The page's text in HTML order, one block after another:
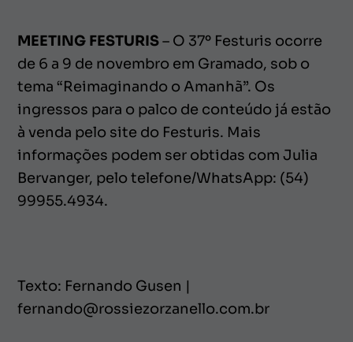
MEETING FESTURIS– O 37º Festuris ocorre
de 6 a 9 de novembro em Gramado, sob o
tema “Reimaginando o Amanhã”. Os
ingressos para o palco de conteúdo já estão
à venda pelo site do Festuris. Mais
informações podem ser obtidas com Julia
Bervanger, pelo telefone/WhatsApp: (54)
99955.4934.
Texto: Fernando Gusen |
fernando@rossiezorzanello.com.br